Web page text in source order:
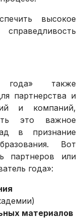
высокое
года» также
партнерства и
и компаний,
это важное
в признание
Вот
партнеров или
года»:
материалов